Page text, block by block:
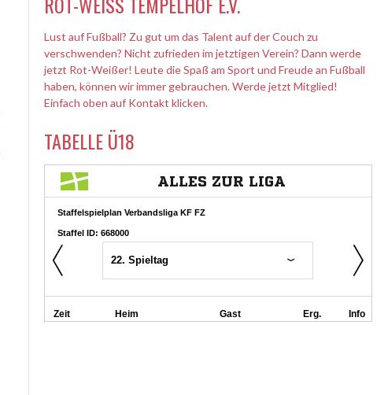
Lust auf Fußball? Zu gut um das Talent auf der Couch zu
verschwenden? Nicht zufrieden im jetztigen Verein? Dann werde
jetzt Rot-Weißer! Leute die Spaß am Sport und Freude an Fußball
haben, können wir immer gebrauchen. Werde jetzt Mitglied!
Einfach oben auf Kontakt klicken.
TABELLE Ü18